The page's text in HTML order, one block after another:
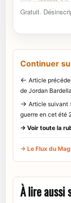
Gratuit.
Continuer
← Article
de Jordan Bardella
→ Article suivant
guerre en cet été
→ Voir toute la
→ Le Flux du
À lire aussi